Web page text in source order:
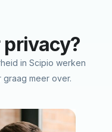
privacy?
in Scipio werken
meer over.